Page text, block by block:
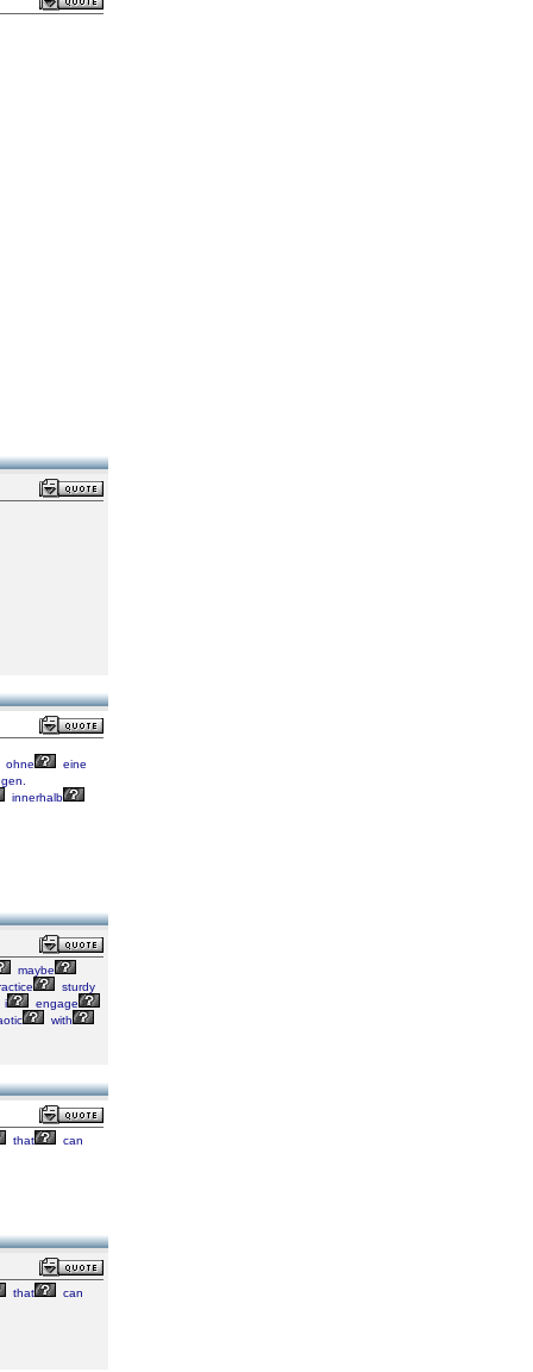
ohne
eine
innerhalb
maybe
sturdy
i
engage
with
that
can
that
can